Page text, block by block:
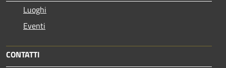
Luoghi
Eventi
CONTATTI